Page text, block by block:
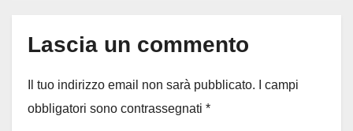
Lascia un commento
Il tuo indirizzo email non sarà pubblicato.
I campi
obbligatori sono contrassegnati *